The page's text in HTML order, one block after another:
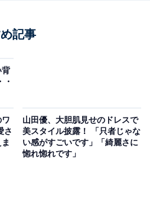
記事
背
さ
山田優、大胆肌見せのドレスで
美スタイル披露！ 「只者じゃな
い感がすごいです」「綺麗さに
惚れ惚れです」